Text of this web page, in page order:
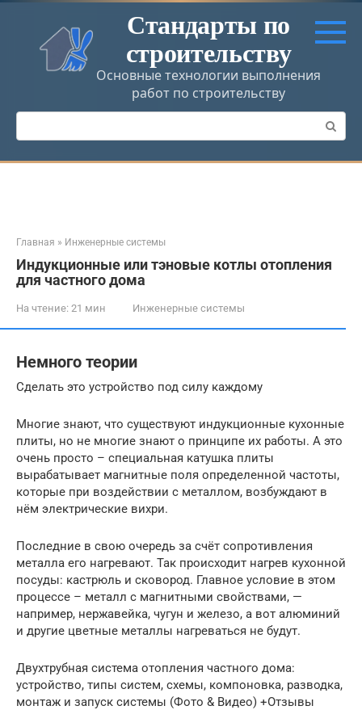
Перейти
контенту
Стандарты по
строительству
Основные технологии выполнения
работ по строительству
Поиск:
Главная » Инженерные системы
Индукционные или тэновые котлы отопления
для частного дома
На чтение: 21 мин Инженерные системы
Немного теории
Сделать это устройство под силу каждому
Многие знают, что существуют индукционные кухонные
плиты, но не многие знают о принципе их работы. А это
очень просто – специальная катушка плиты
вырабатывает магнитные поля определенной частоты,
которые при воздействии с металлом, возбуждают в
нём электрические вихри.
Последние в свою очередь за счёт сопротивления
металла его нагревают. Так происходит нагрев кухонной
посуды: кастрюль и сковород. Главное условие в этом
процессе – металл с магнитными свойствами, —
например, нержавейка, чугун и железо, а вот алюминий
и другие цветные металлы нагреваться не будут.
Двухтрубная система отопления частного дома:
устройство, типы систем, схемы, компоновка, разводка,
монтаж и запуск системы (Фото & Видео) +Отзывы